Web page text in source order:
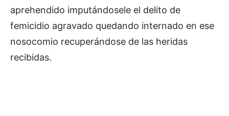
aprehendido imputándosele el delito de
femicidio agravado quedando internado en ese
nosocomio recuperándose de las heridas
recibidas.